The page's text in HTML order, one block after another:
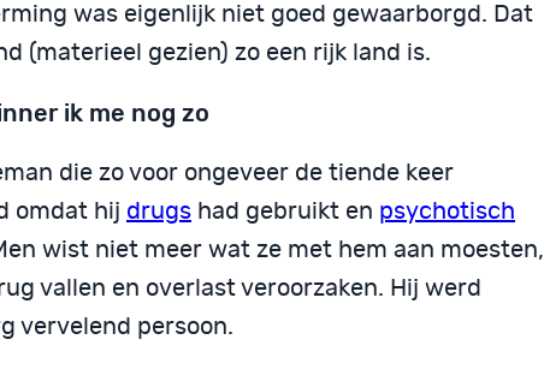
was eigenlijk niet goed gewaarborgd. Dat
(materieel gezien) zo een rijk land is.
ik me nog zo
die zo voor ongeveer de tiende keer
omdat hij drugs had gebruikt en psychotisch
wist niet meer wat ze met hem aan moesten,
vallen en overlast veroorzaken. Hij werd
vervelend persoon.